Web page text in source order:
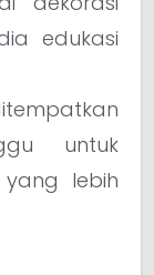
edukasi
untuk
lebih